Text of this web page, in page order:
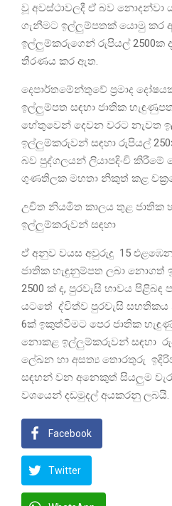
වූ අවස්ථාවලදී ඒ බව නොදන්වා
ගැනීමට ඉල්ලුම්පතක් යොමු කර
ඉල්ලුම්කරුගෙන් රුපියල් 2500ක
තීරණය කර ඇත.
දෙපාර්තමේන්තුවේ ප්‍රමාද
ඉල්ලුම්පත සඳහා ජාතික
හේතුවෙන් දෙවන වරට නැවත
ඉල්ලුම්කරුවන් සඳහා රුපියල්
බව පුද්ගලයන් ලියාපදිංචි කිරීමේ
ගුණතිලක මහතා නිකුත් කළ
උචිත නියමිත කාලය තුළ
ඉල්ලුම්කරුවන් සඳහා
ඒ අනුව වයස අවුරුදු 15
ජාතික හැඳුනුම්පත ලබා නොගත්
2500 ක් ද, පුරවැසි භාවය
යටතේ ද්විත්ව පුරවැසි
6ක් ඉකුත්වීමට පෙර ජාතික
නොකළ ඉල්ලුම්කරුවන් සඳහා
ලේඛන හා අසත්‍ය තොරතුරු
සඳහන් වන අනෙකුත් සියලුම
වශයෙන් දඩමුදල් අයකරනු ලබයි.
Facebook
Twitter